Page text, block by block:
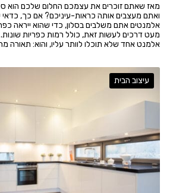
מאז שאתם זוכרים את עצמכם החלום שלכם הוא
ואתם מעצבים אותה כראות-עיניכם? אם כך, כדאי
אלמנטים אתם משלבים בסלון, כדי שהוא ייראה
מעט דרכים לעשות זאת, כולל רמות כפריות
אלמנט אחד שלא תוכלו לוותר עליו, והוא: תאורה
עיצוב הבית